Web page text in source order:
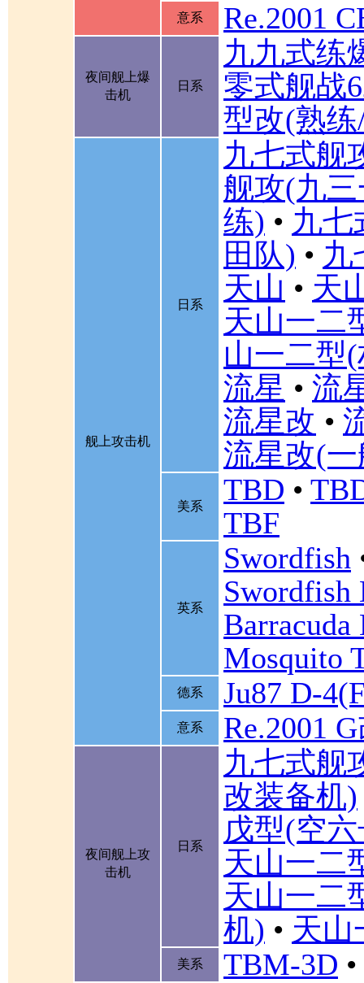
意系
Re.2001
夜间舰上爆
击机
日系
九九式练
零式舰战
型改(熟
舰上攻击机
日系
九七式舰
舰攻(九
练) • 九七
田队) • 九
天山 • 天
天山一二
山一二型
流星 • 流
流星改 •
流星改(
美系 TBD •
TBF
英系
Swordfish
Mosquito
德系 Ju87 D-
意系 Re.2001
夜间舰上攻
击机
日系
九七式舰
改装备机)
戊型(空
天山一二
天山一二
机) • 天山
美系 TBM-3D •